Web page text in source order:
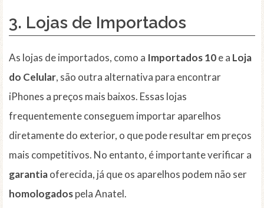
3. Lojas de Importados
As lojas de importados, como a Importados 10e a Loja
do Celular, são outra alternativa para encontrar
iPhones a preços mais baixos. Essas lojas
frequentemente conseguem importar aparelhos
diretamente do exterior, o que pode resultar em preços
mais competitivos. No entanto, é importante verificar a
garantiaoferecida, já que os aparelhos podem não ser
homologadospela Anatel.